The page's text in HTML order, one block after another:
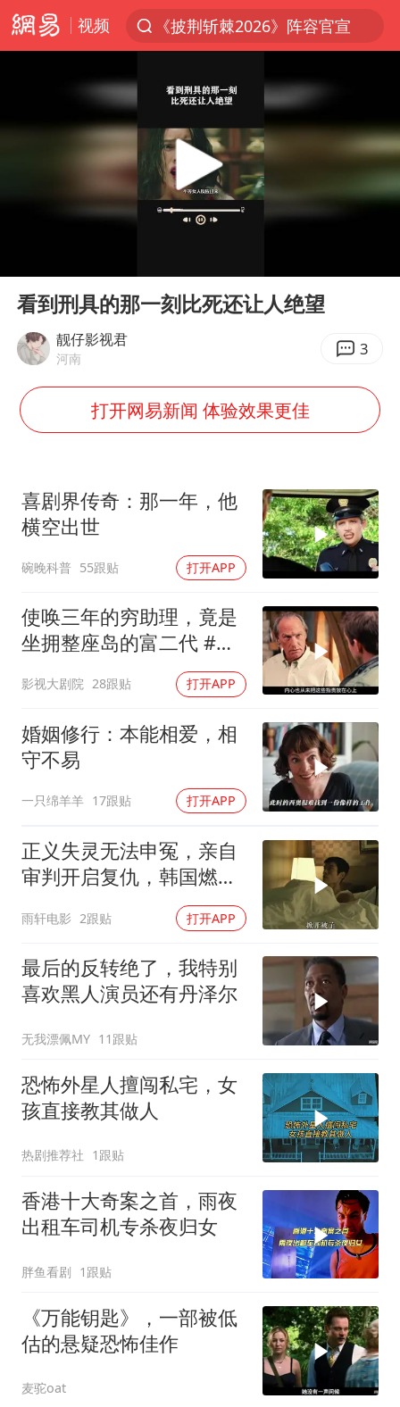
视频
《披荆斩棘2026》阵容官宣
见到女儿瞬间父亲眼里有了光
刘嘉玲晒与周星驰合照
香港刷新1884年以来最高气温纪录
猫咪过火把节被抹成黑猫
以军士兵把枪口对准中国记者
云南一男子胃中取出180颗铁钉
曹颖儿子首次演长剧
“开学三件套”全线暴涨
总书记点赞的非遗苗绣焕发新生机
Play
看到刑具的那一刻比死还让人绝望
靓仔影视君
河南 3
打开网易新闻 体验效果更佳
喜剧界传奇：那一年，他
横空出世
碗晚科普 55跟贴 打开APP
使唤三年的穷助理，竟是
坐拥整座岛的富二代 #电
影视大剧院 28跟贴 打开APP
婚姻修行：本能相爱，相
守不易
一只绵羊羊 17跟贴 打开APP
正义失灵无法申冤，亲自
审判开启复仇，韩国燃爽
雨轩电影 2跟贴 打开APP
最后的反转绝了，我特别
喜欢黑人演员还有丹泽尔
无我漂佩MY 11跟贴
恐怖外星人擅闯私宅，女
孩直接教其做人
热剧推荐社 1跟贴
香港十大奇案之首，雨夜
出租车司机专杀夜归女
胖鱼看剧 1跟贴
《万能钥匙》，一部被低
估的悬疑恐怖佳作
麦驼oat